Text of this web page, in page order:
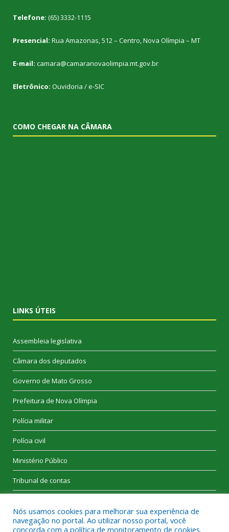
Telefone: (65) 3332-1115
Presencial: Rua Amazonas, 512 – Centro, Nova Olímpia – MT
E-mail: camara@camaranovaolimpia.mt.gov.br
Eletrônico: Ouvidoria /e-SIC
COMO CHEGAR NA CÂMARA
LINKS ÚTEIS
Assembleia legislativa
Câmara dos deputados
Governo de Mato Grosso
Prefeitura de Nova Olímpia
Polícia militar
Polícia civil
Ministério Público
Tribunal de contas
Nós usamos cookies para melhorar sua experiência de
navegação no portal. Ao utilizar nosso portal, você
concorda com a política de monitoramento de cookies.